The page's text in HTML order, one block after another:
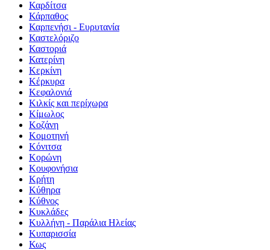
Καρδίτσα
Κάρπαθος
Καρπενήσι - Ευρυτανία
Καστελόριζο
Καστοριά
Κατερίνη
Κερκίνη
Κέρκυρα
Κεφαλονιά
Κιλκίς και περίχωρα
Κίμωλος
Κοζάνη
Κομοτηνή
Κόνιτσα
Κορώνη
Κουφονήσια
Κρήτη
Κύθηρα
Κύθνος
Κυκλάδες
Κυλλήνη - Παράλια Ηλείας
Κυπαρισσία
Κως